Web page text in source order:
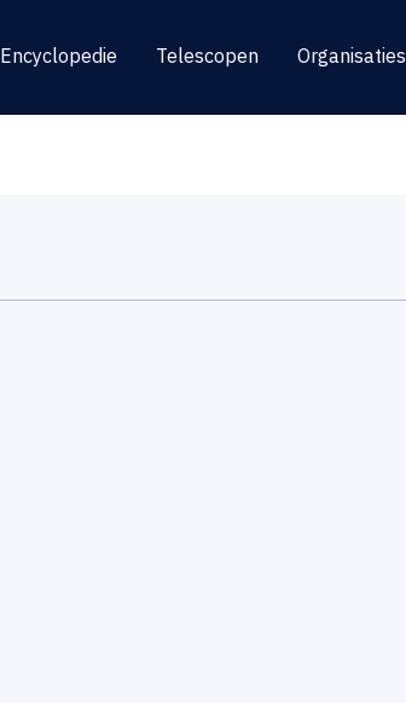
Encyclopedie Telescopen Organisaties